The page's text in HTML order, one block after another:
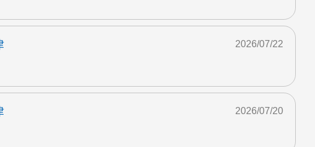
2026/07/22
2026/07/20